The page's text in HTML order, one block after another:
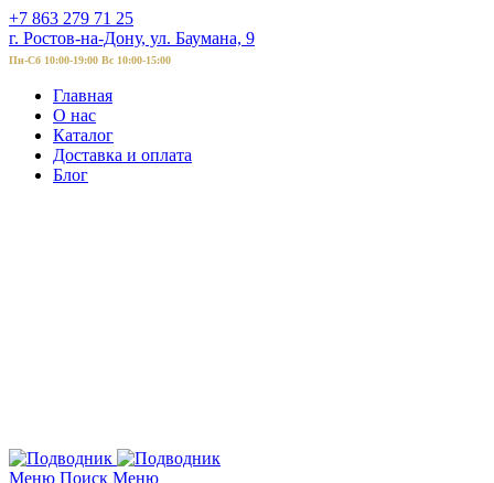
+7 863 279 71 25
г. Ростов-на-Дону, ул. Баумана, 9
Пн-Сб 10:00-19:00 Вс 10:00-15:00
Главная
О нас
Каталог
Доставка и оплата
Блог
Меню Поиск Меню